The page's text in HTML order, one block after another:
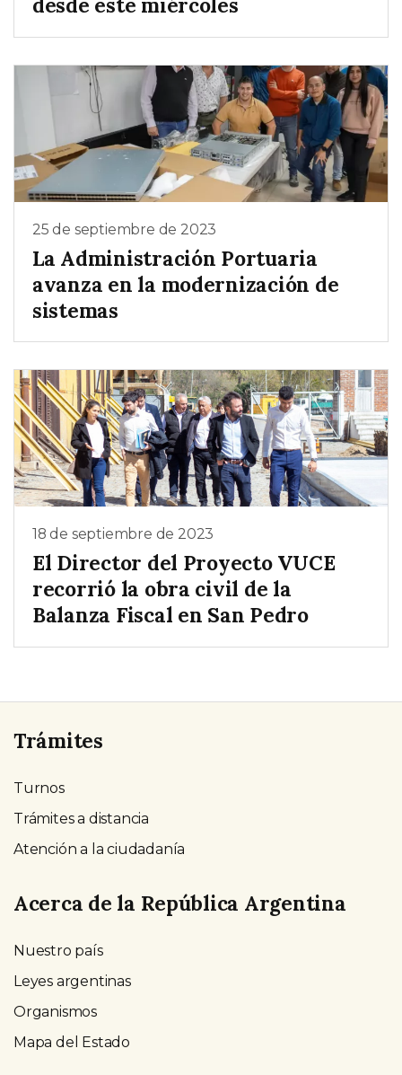
desde este miércoles
25 de septiembre de 2023
La Administración Portuaria
avanza en la modernización de
sistemas
18 de septiembre de 2023
El Director del Proyecto VUCE
recorrió la obra civil de la
Balanza Fiscal en San Pedro
Trámites
Turnos
Trámites a distancia
Atención a la ciudadanía
Acerca de la República Argentina
Nuestro país
Leyes argentinas
Organismos
Mapa del Estado